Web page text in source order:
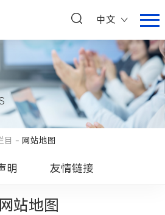
中文
明 友情链接
目 - 网站地图
网站地图